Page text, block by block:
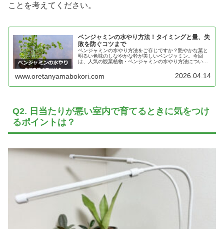
ことを考えてください。
ベンジャミンの水やり方法！タイミングと量、失
敗を防ぐコツまで
ベンジャミンの水やり方法をご存じですか？艶やかな葉と
明るい色味のしなやかな幹が美しいベンジャミン。今回
は、人気の観葉植物・ベンジャミンの水やり方法について
www.oretanyamabokori.com 2026.04.14
Q2. 日当たりが悪い室内で育てるときに気をつけ
るポイントは？